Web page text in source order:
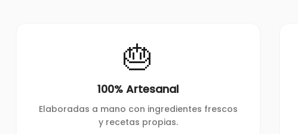
🎂
100% Artesanal
Elaboradas a mano con ingredientes frescos
y recetas propias.